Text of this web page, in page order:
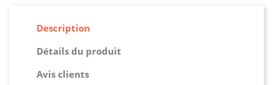
Description
Détails du produit
Avis clients